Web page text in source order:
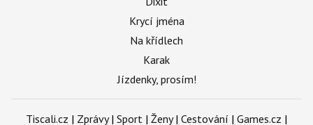
Krycí jména
Na křídlech
Karak
Jízdenky, prosím!
Tiscali.cz | Zprávy| Sport | Ženy| Cestování | Games.cz |